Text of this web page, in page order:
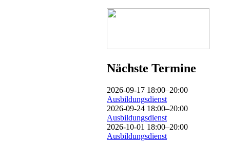
Nächste Termine
2026-09-17 18:00–20:00
Ausbildungsdienst
2026-09-24 18:00–20:00
Ausbildungsdienst
2026-10-01 18:00–20:00
Ausbildungsdienst